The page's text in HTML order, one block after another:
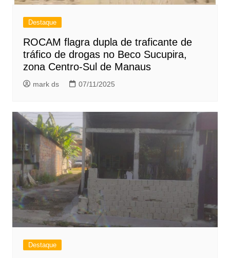
Destaque
ROCAM flagra dupla de traficante de
tráfico de drogas no Beco Sucupira,
zona Centro-Sul de Manaus
mark ds 07/11/2025
Destaque